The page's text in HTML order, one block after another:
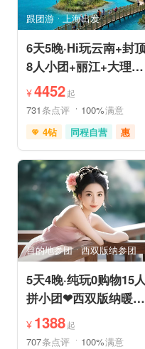
摄影之旅
研学体验
休闲度假
特色民宿
跟团游 上海出发
6天5晚·Hi玩云南+封
8人小团+丽江+大理
+香格里拉+虎跳峡+洱
海
¥4452起
731条点评 100%满意
4钻
同程自营
惠
赠送旅拍
充足自由时间
免费接送机
家庭游
品质游
环游洱海
自然山水
目的地参团 西双版纳参团
5天4晚·纯玩0购物15人
拼小团❤西双版纳暖冬
爆品❤品牌温德姆·亲
子游
¥ 1388起
707条点评 100%满意